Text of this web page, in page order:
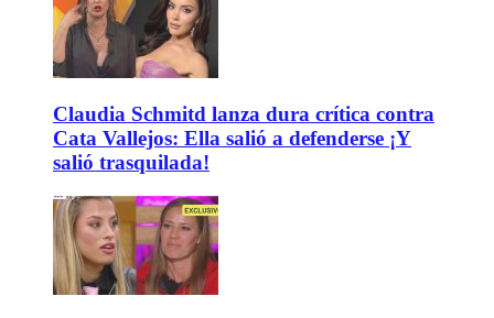
Claudia Schmitd lanza dura crítica contra
Cata Vallejos: Ella salió a defenderse ¡Y
salió trasquilada!